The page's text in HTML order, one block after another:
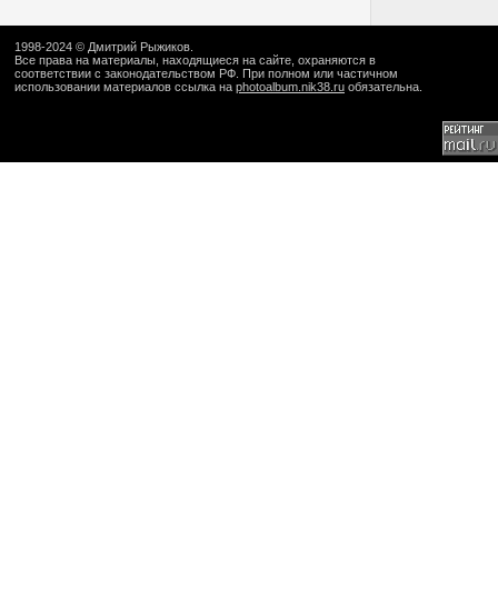
1998-2024 © Дмитрий Рыжиков
Все права на материалы, находящиеся на сайте, охраняются в
соответствии с законодательством РФ. При полном или частичном
использовании материалов ссылка на photoalbum.nik38.ru обязательна.